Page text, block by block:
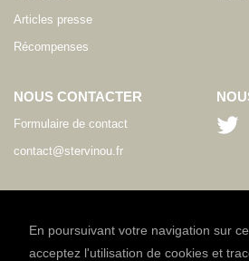
En poursuivant votre navigation sur
acceptez l'utilisation de cookies et
Articles presse
Récompenses
NOUS CONTACTER
Formulaire de contact
contact@stervinou.fr
FR